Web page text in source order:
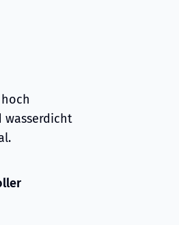
wasserdicht